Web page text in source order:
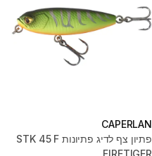
CAPERLAN
פתיון צף לדיג פתיונות STK 45 F
FIRETIGER